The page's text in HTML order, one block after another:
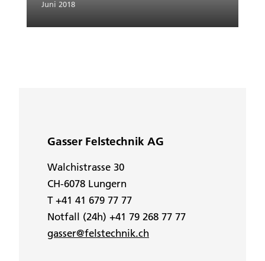
Juni 2018
Gasser Felstechnik AG
Walchistrasse 30
CH-6078 Lungern
T +41 41 679 77 77
Notfall (24h) +41 79 268 77 77
gasser@felstechnik.ch